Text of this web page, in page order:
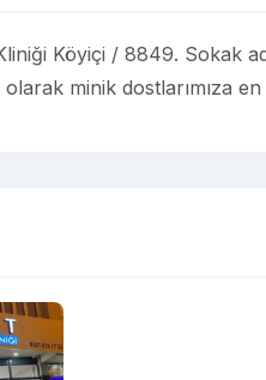
Köyiçi / 8849. Sokak
minik dostlarımıza